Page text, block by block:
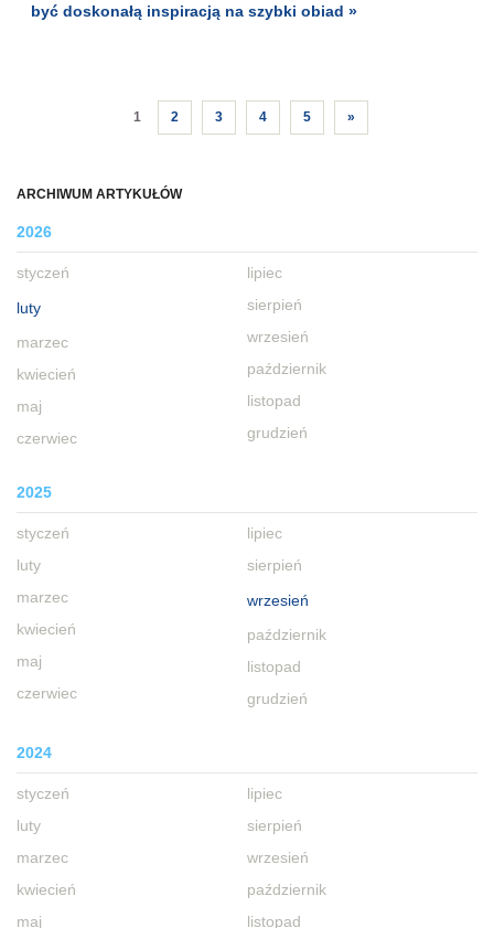
ARCHIWUM ARTYKUŁÓW
2026
styczeń
luty
marzec
kwiecień
maj
czerwiec
lipiec
sierpień
wrzesień
październik
listopad
grudzień
2025
styczeń
luty
marzec
kwiecień
maj
czerwiec
lipiec
sierpień
wrzesień
październik
listopad
grudzień
2024
styczeń
luty
marzec
kwiecień
maj
lipiec
sierpień
wrzesień
październik
listopad
być doskonałą inspiracją na szybki obiad »
1 2 3 4 5 »